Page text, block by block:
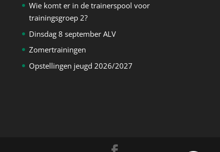
Wie komt er in de trainerspool voor
trainingsgroep 2?
Dinsdag 8 september ALV
Zomertrainingen
Opstellingen jeugd 2026/2027